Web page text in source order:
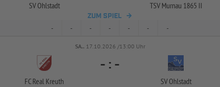
SV Ohlstadt TSV Murnau 1865 II
ZUM SPIEL
- - - - - - -
SA.. 17.10.2026 /13:00 Uhr
FC Real Kreuth
- : -
SV Ohlstadt